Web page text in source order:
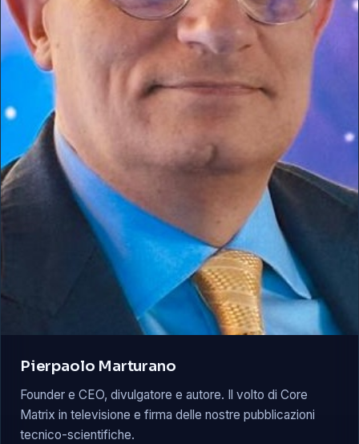
Pierpaolo Marturano
Founder e CEO, divulgatore e autore. Il volto di Core
Matrix in televisione e firma delle nostre pubblicazioni
tecnico-scientifiche.